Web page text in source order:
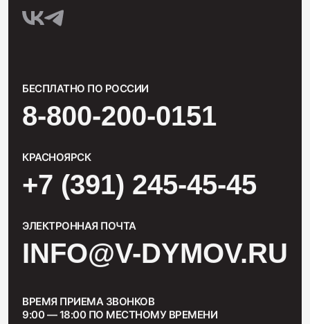
БЕСПЛАТНО ПО РОССИИ
8-800-200-0151
КРАСНОЯРСК
+7 (391) 245-45-45
ЭЛЕКТРОННАЯ ПОЧТА
INFO@V-DYMOV.RU
ВРЕМЯ ПРИЕМА ЗВОНКОВ
9:00 — 18:00 ПО МЕСТНОМУ ВРЕМЕНИ